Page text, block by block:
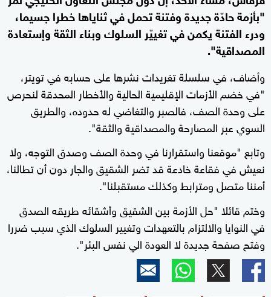
"بأزمة حادّة جديدة وفتنة تحمل في ثناياها خطرا جسيما،
ودرء الفتنة يكمن في تغييّر السلوك وبناء الثقة وإستعادة
المصداقية".
وأضاف، في سلسلة تغريدات نشرها على حسابه في تويتر،
"في خضم الأزمات الإقليمية الحالية والأخطار المحدقة لنحرص
على وحدة الصف، فالصبر والتغاضي له حدوده، والطريق
السوي عبر المصارحة والمصداقية والثقة".
وتابع "موقعنا واستقرارنا في وحدة الصف وصدق التوجه، ولا
نعيش في فقاعة خادعة قد تضر الشقيق والجار دون أن تطالنا،
أمننا متصل ومترابط وكذلك مستقبلنا".
وختم قائلا "حل الأزمة بين الشقيق وأشقائه طريقه الصدق
في النوايا والالتزام بالتعهدات وتغيير السلوك الذي سبب ضررا
وفتح صفحة جديدة لا العودة الي نفس البئر".